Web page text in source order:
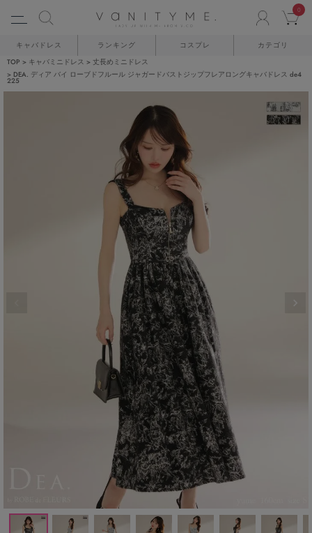
0
キャバドレス ランキング コスプレ カテゴリ
TOP キャバミニドレス
丈長めミニドレス
DEA. ディア バイ ローブドフルール ジャガードバストジップフレアロングキャバドレス de4
225